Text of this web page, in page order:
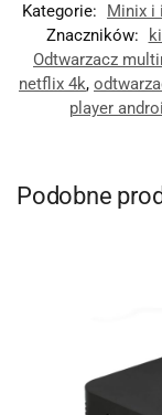
Kategorie: Minix i
Znaczników:
Odtwarzacz
netflix 4k,
player
Podobne